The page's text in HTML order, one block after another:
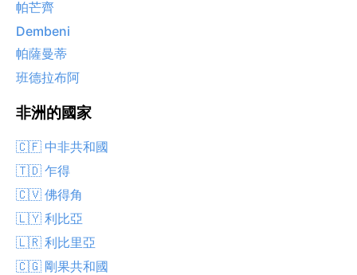
帕芒齊
Dembeni
帕薩曼蒂
班德拉布阿
非洲的國家
🇨🇫 中非共和國
🇹🇩 乍得
🇨🇻 佛得角
🇱🇾 利比亞
🇱🇷 利比里亞
🇨🇬 剛果共和國